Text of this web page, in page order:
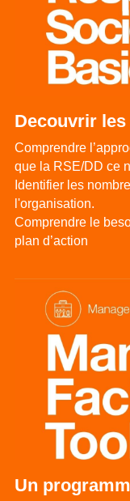
Decouvrir les
Comprendre
que la RSE/DD ce
Identifier les
l'organisation.
Comprendre le
plan d’action
Un